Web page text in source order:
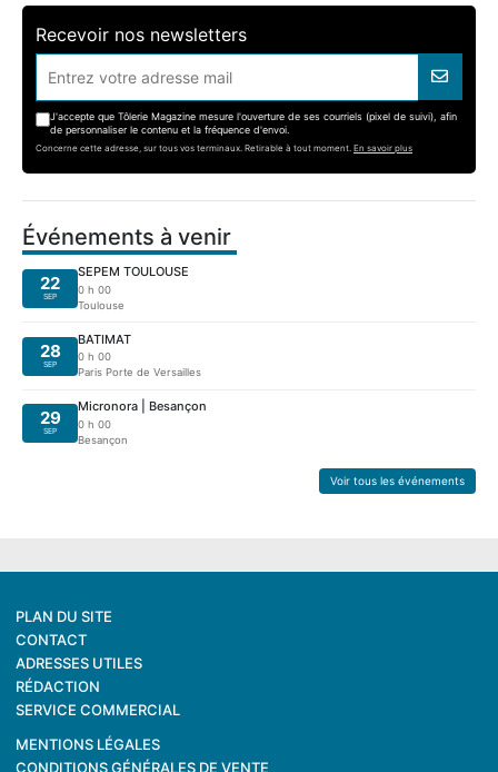
Recevoir nos newsletters
J'accepte que Tôlerie Magazine mesure l'ouverture de ses courriels (pixel de suivi), afin
de personnaliser le contenu et la fréquence d'envoi.
Concerne cette adresse, sur tous vos terminaux. Retirable à tout moment. En savoir plus
Événements à venir
22
SEP
SEPEM TOULOUSE
0 h 00
Toulouse
28
SEP
BATIMAT
0 h 00
Paris Porte de Versailles
29
SEP
Micronora | Besançon
0 h 00
Besançon
Voir tous les événements
PLAN DU SITE
CONTACT
ADRESSES UTILES
RÉDACTION
SERVICE COMMERCIAL
MENTIONS LÉGALES
CONDITIONS GÉNÉRALES DE VENTE